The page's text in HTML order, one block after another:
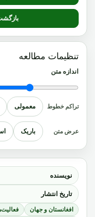
نویسنده
تاریخ انتشار
افغانستان و جهان
تنظیمات مطالعه
اندازه متن
تراکم خطوط معمولی
عرض متن باریک